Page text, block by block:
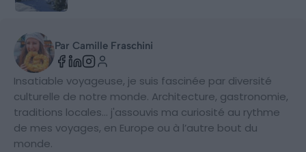
Par Camille Fraschini
Insatiable voyageuse, je suis fascinée par diversité
culturelle de notre monde. Architecture, gastronomie,
traditions locales… j'assouvis ma curiosité au rythme
de mes voyages, en Europe ou à l’autre bout du
monde.